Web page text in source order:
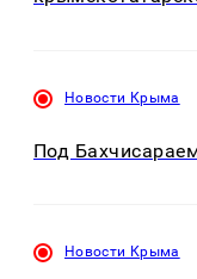
Новости Крыма
Под
Новости Крыма